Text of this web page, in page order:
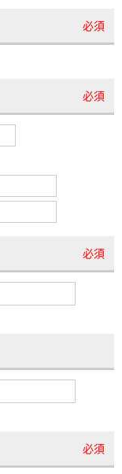
必須
必須
必須
必須